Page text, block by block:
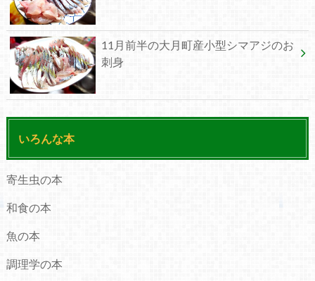
11月前半の大月町産小型シマアジのお
刺身
いろんな本
寄生虫の本
和食の本
魚の本
調理学の本